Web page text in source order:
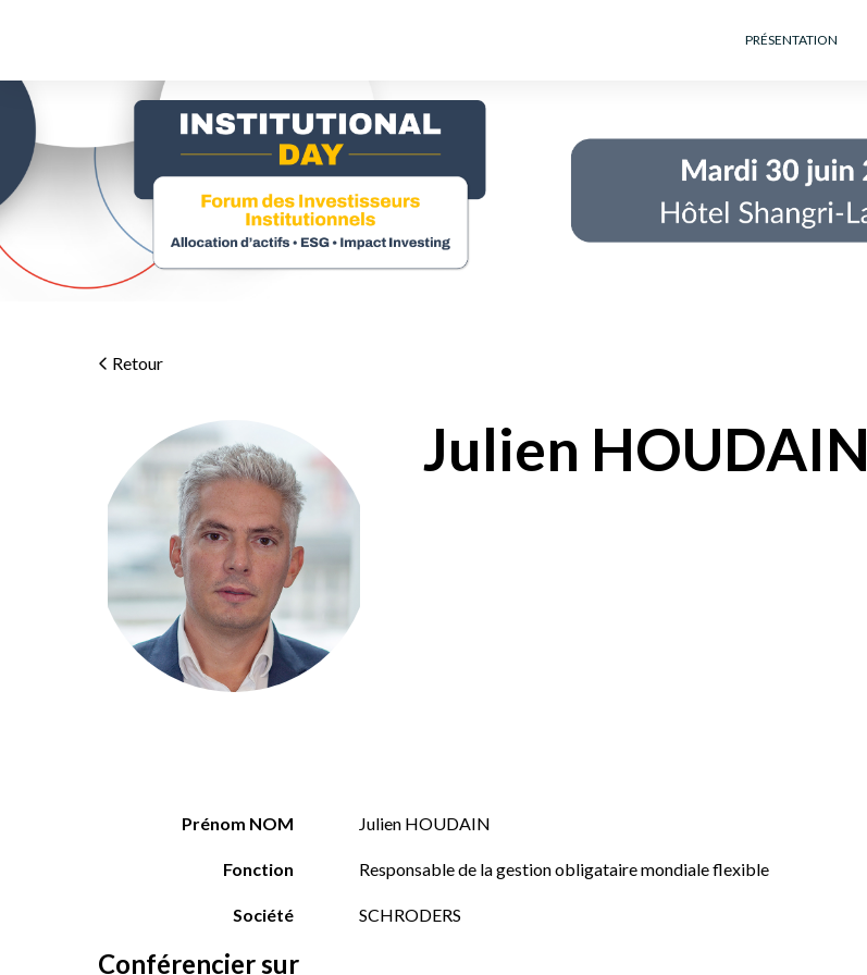
PRÉSENTATION
Retour
Julien HOUDAIN
Prénom NOM Julien HOUDAIN
Fonction Responsable de la gestion obligataire mondiale flexible
Société SCHRODERS
Conférencier sur